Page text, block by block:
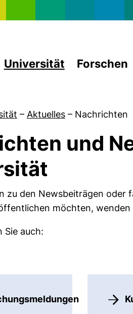
Universität Forschen
– Aktuelles – Nachrichten
& Preise
und
zu den Newsbeiträgen oder
möchten, wenden
Sie auch: